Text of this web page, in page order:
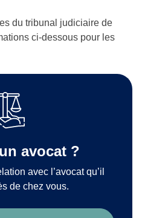
du tribunal judiciaire de
ci-dessous pour les
avocat ?
avec l’avocat qu’il
de chez vous.